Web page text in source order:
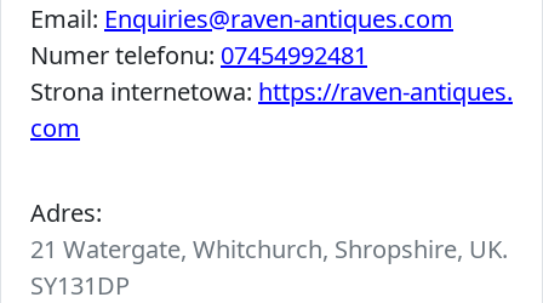
Email: Enquiries@raven-antiques.com
Numer telefonu: 07454992481
Strona internetowa: https://raven-antiques.
com
Adres:
21 Watergate, Whitchurch, Shropshire, UK.
SY131DP